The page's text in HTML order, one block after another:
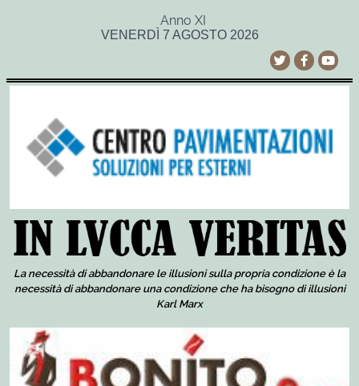
Anno XI
VENERDÌ 7 AGOSTO 2026
La necessità di abbandonare le illusioni sulla propria condizione è la
necessità di abbandonare una condizione che ha bisogno di illusioni
Karl Marx